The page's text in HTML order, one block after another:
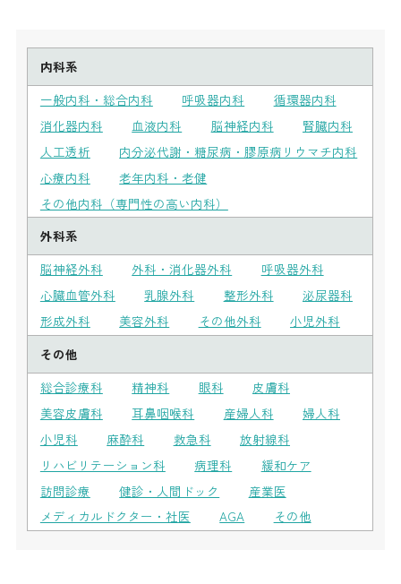
内科系
一般内科・総合内科
呼吸器内科
循環器内科
消化器内科
血液内科 脳神経内科
腎臓内科
人工透析
内分泌代謝・糖尿病・膠原病リウマチ内科
心療内科
老年内科・老健
その他内科（専門性の高い内科）
外科系
脳神経外科
外科・消化器外科
呼吸器外科
心臓血管外科
乳腺外科 整形外科
泌尿器科
形成外科
美容外科 その他外科
小児外科
その他
総合診療科
精神科 眼科
皮膚科
美容皮膚科
耳鼻咽喉科 産婦人科
婦人科
小児科
麻酔科 救急科
放射線科
リハビリテーション科
病理科
緩和ケア
訪問診療
健診・人間ドック
産業医
メディカルドクター・社医
AGA その他